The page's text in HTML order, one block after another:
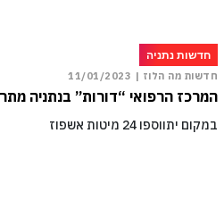
חדשות נתניה
חדשות מה הלוז | 11/01/2023
המרכז הרפואי “דורות” בנתניה
במקום יתווספו 24 מיטות אשפוז